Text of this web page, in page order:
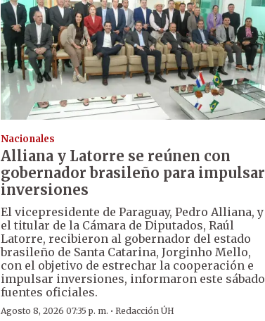
Nacionales
Alliana y Latorre se reúnen con
gobernador brasileño para impulsar
inversiones
El vicepresidente de Paraguay, Pedro Alliana, y
el titular de la Cámara de Diputados, Raúl
Latorre, recibieron al gobernador del estado
brasileño de Santa Catarina, Jorginho Mello,
con el objetivo de estrechar la cooperación e
impulsar inversiones, informaron este sábado
fuentes oficiales.
Agosto 8, 2026 07:35 p. m. ·Redacción ÚH